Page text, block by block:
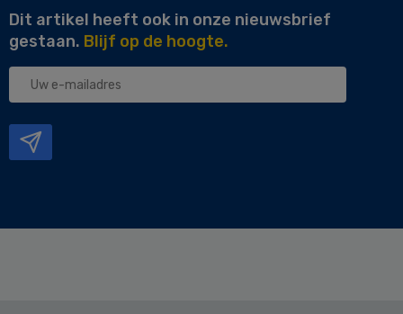
Dit artikel heeft ook in onze nieuwsbrief
gestaan. Blijf op de hoogte.
Uw